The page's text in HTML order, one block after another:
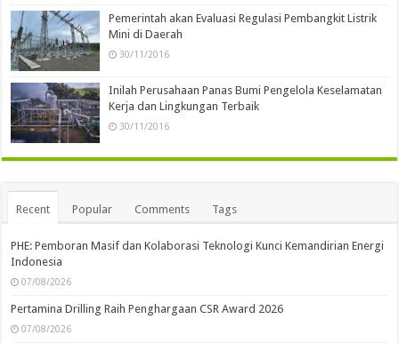
Pemerintah akan Evaluasi Regulasi Pembangkit Listrik
Mini di Daerah
30/11/2016
Inilah Perusahaan Panas Bumi Pengelola Keselamatan
Kerja dan Lingkungan Terbaik
30/11/2016
Recent Popular Comments Tags
PHE: Pemboran Masif dan Kolaborasi Teknologi Kunci Kemandirian Energi
Indonesia
07/08/2026
Pertamina Drilling Raih Penghargaan CSR Award 2026
07/08/2026